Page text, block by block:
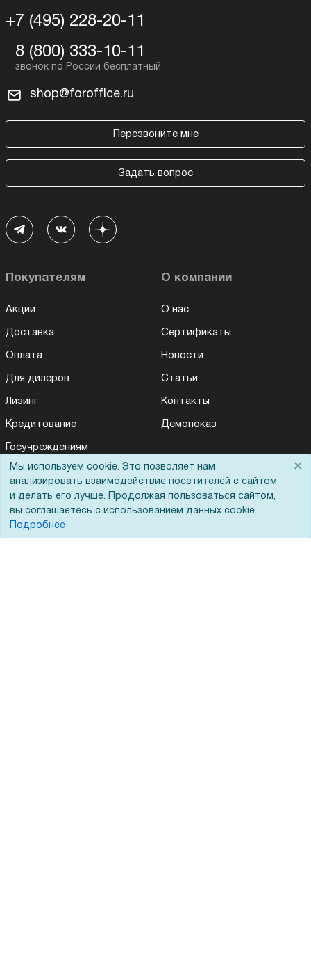
+7 (495) 228-20-11
8 (800) 333-10-11
shop@foroffice.ru
Перезвоните мне
Задать вопрос
Покупателям
Акции
Доставка
Оплата
Для дилеров
Лизинг
Кредитование
Госучреждениям
Тендеры
Бренды
ЭДО
О компании
О нас
Сертификаты
Новости
Статьи
Контакты
Демопоказ
Мы используем cookie. Это позволяет нам
анализировать взаимодействие посетителей с сайтом
и делать его лучше. Продолжая пользоваться сайтом,
вы соглашаетесь с использованием данных cookie.
Подробнее
×